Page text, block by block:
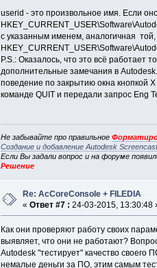
userid - это произвольное имя. Если
с указанным именем, аналогичная той,
P.S.: Оказалось, что это всё работает
дополнительные замечания в
поведение по закрытию окна кнопкой
команде QUIT и передали запрос Eng
Не забывайте про правильное
Создание и добавление Autodesk
Если Вы задали вопрос и на форуме
Решение
Re: AcCoreConsole + FILEDIA
« Ответ #7 : 24-03-2015, 13:30:48
Как они проверяют работу своих
выявляет, что они не работают?
Autodesk "тестирует" качество своего
немалые деньги за ПО, этим самым